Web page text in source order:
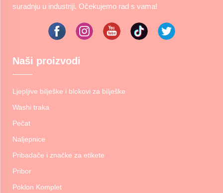
suradnju u industriji. Očekujemo rad s vama!
Naši proizvodi
Ljepljive bilješke i blokovi za bilješke
Washi traka
Pečat
Naljepnice
Pribadače i značke za etikete
Pribor
Poklon Komplet